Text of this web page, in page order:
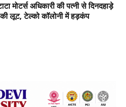
मोटर्स अधिकारी की पत्नी से दिनदहाड़े
लूट, टेल्को कॉलोनी में हड़कंप